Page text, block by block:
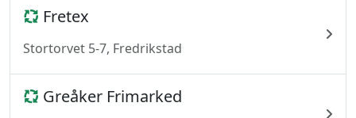
Fretex
Stortorvet 5-7, Fredrikstad
Greåker Frimarked